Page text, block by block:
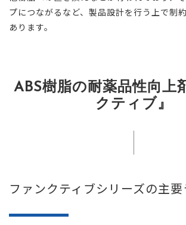
プにつながるなど、製品設計を行う上で制
あります。
ABS樹脂の耐薬品性向上
クティブ』
ファンクティブシリーズの主